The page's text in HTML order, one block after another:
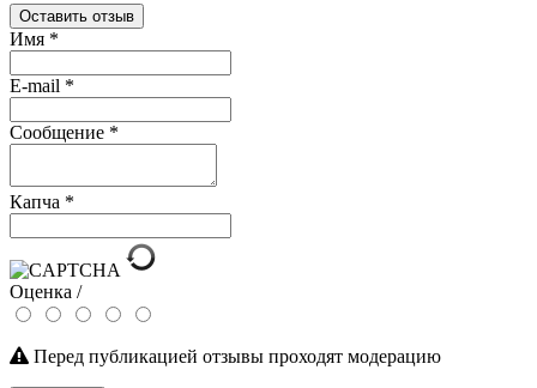
Оставить отзыв
Имя *
E-mail *
Сообщение *
Капча *
Оценка /
Перед публикацией отзывы проходят модерацию